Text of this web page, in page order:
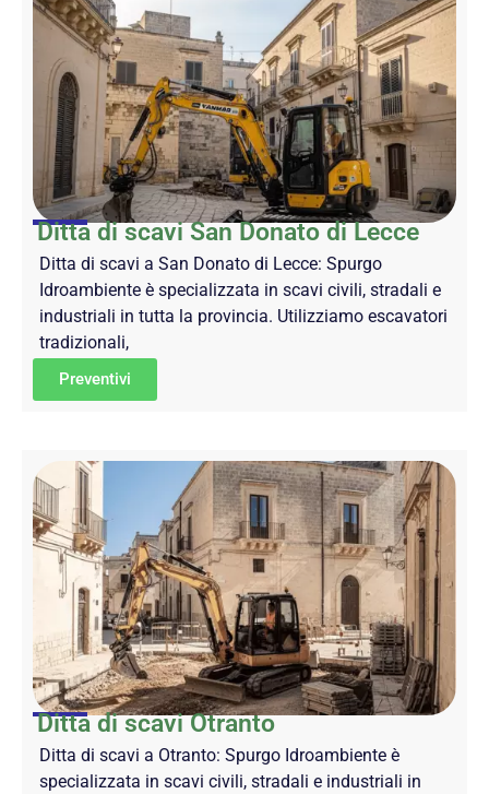
Ditta di scavi San Donato di Lecce
Ditta di scavi a San Donato di Lecce: Spurgo
Idroambiente è specializzata in scavi civili, stradali e
industriali in tutta la provincia. Utilizziamo escavatori
tradizionali,
Preventivi
Ditta di scavi Otranto
Ditta di scavi a Otranto: Spurgo Idroambiente è
specializzata in scavi civili, stradali e industriali in